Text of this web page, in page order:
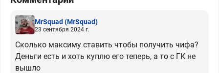
MrSquad(MrSquad)
23 сентября 2024 г.
Сколько максиму ставить чтобы получить чифа?
Деньги есть и хоть куплю его теперь, а то с ГК не
вышло